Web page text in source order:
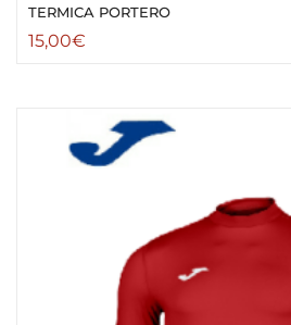
TERMICA PORTERO
15,00€